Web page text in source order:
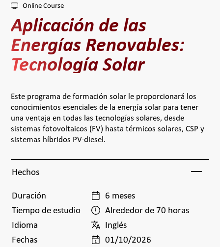
Online Course
Aplicación de las
Energías Renovables:
Tecnología Solar
Este programa de formación solar le proporcionará los
conocimientos esenciales de la energía solar para tener
una ventaja en todas las tecnologías solares, desde
sistemas fotovoltaicos (FV) hasta térmicos solares, CSP y
sistemas híbridos PV-diesel.
Hechos
Duración
6 meses
Tiempo de estudio
Alrededor de 70 horas
Idioma
Inglés
Fechas
01/10/2026